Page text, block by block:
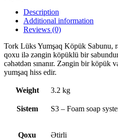
Description
Additional information
Reviews (0)
Tork Lüks Yumşaq Köpük Sabunu,
qoxu ilə zəngin köpüklü bir
cəhətdən sınanır. Zəngin bir köpük
yumşaq hiss edir.
Weight 3.2 kg
Sistem S3 – Foam soap
Qoxu Ətirli